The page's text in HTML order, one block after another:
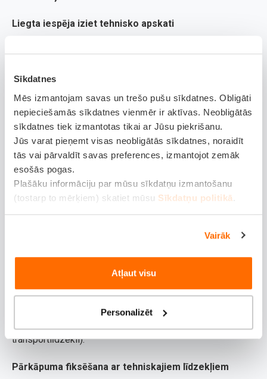
Sīkdatnes
Mēs izmantojam savas un trešo pušu sīkdatnes. Obligāti
nepieciešamās sīkdatnes vienmēr ir aktīvas. Neobligātās
sīkdatnes tiek izmantotas tikai ar Jūsu piekrišanu.
Jūs varat pieņemt visas neobligātās sīkdatnes, noraidīt
tās vai pārvaldīt savas preferences, izmantojot zemāk
esošās pogas.
Plašāku informāciju par mūsu sīkdatņu izmantošanu
(tostarp to mērķiem) skatiet mūsu Sīkdatņu politikā
Vairāk
Atļaut visu
Personalizēt
Liegta iespēja iziet tehnisko apskati
Tāpat svarīgi atcerēties, kaOCTA likumsparedz, ka Ceļu
transportlīdzekļa īpašnieka civiltiesiskās atbildības
obligātās apdrošināšanas līguma spēkā esamība. Ja
transportlīdzeklis nav apdrošināts, tehniskā apskate
netiek veikta, un transportlīdzekļa īpašniekam vispirms
jāiegādājas derīga OCTA polise. Tikai pēc tam ir iespējams
turpināt tehniskās apskates procesu. Savukārt bez
tehniskās apskates piedalīties ceļu satiksmē ir aizliegts.
konstatēti: tehnoloģijas un
transportlīdzekli).
Pārkāpuma fiksēšana ar tehniskajiem līdzekļiem